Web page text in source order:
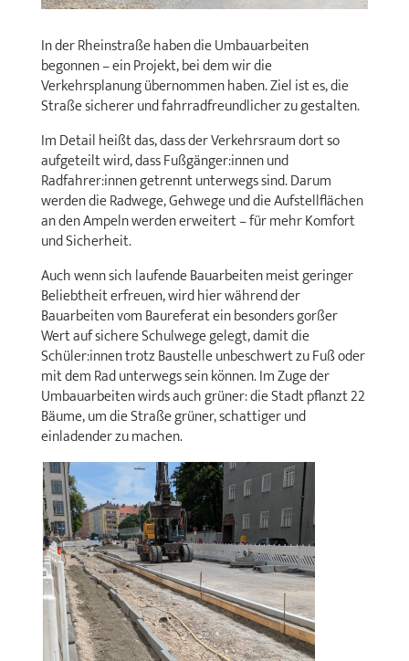
In der Rheinstraße haben die Umbauarbeiten
begonnen – ein Projekt, bei dem wir die
Verkehrsplanung übernommen haben. Ziel ist es, die
Straße sicherer und fahrradfreundlicher zu gestalten.
Im Detail heißt das, dass der Verkehrsraum dort so
aufgeteilt wird, dass Fußgänger:innen und
Radfahrer:innen getrennt unterwegs sind. Darum
werden die Radwege, Gehwege und die Aufstellflächen
an den Ampeln werden erweitert – für mehr Komfort
und Sicherheit.
Auch wenn sich laufende Bauarbeiten meist geringer
Beliebtheit erfreuen, wird hier während der
Bauarbeiten vom Baureferat ein besonders gorßer
Wert auf sichere Schulwege gelegt, damit die
Schüler:innen trotz Baustelle unbeschwert zu Fuß oder
mit dem Rad unterwegs sein können. Im Zuge der
Umbauarbeiten wirds auch grüner: die Stadt pflanzt 22
Bäume, um die Straße grüner, schattiger und
einladender zu machen.